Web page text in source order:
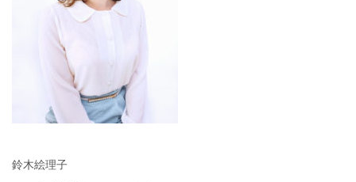
鈴木絵理子